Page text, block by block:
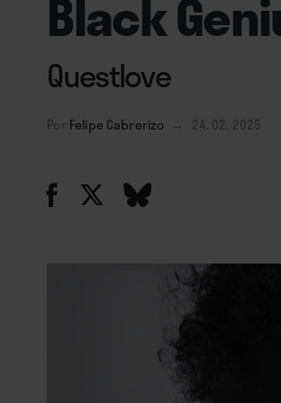
Black
Questlove
Por Felipe Cabrerizo → 24. 02. 2025